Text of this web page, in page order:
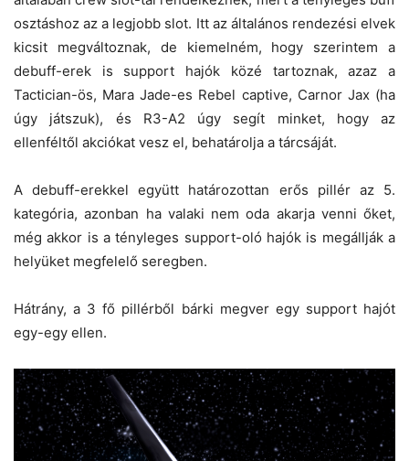
osztáshoz az a legjobb slot. Itt az általános rendezési elvek
kicsit megváltoznak, de kiemelném, hogy szerintem a
debuff-erek is support hajók közé tartoznak, azaz a
Tactician-ös, Mara Jade-es Rebel captive, Carnor Jax (ha
úgy játszuk), és R3-A2 úgy segít minket, hogy az
ellenféltől akciókat vesz el, behatárolja a tárcsáját.
A debuff-erekkel együtt határozottan erős pillér az 5.
kategória, azonban ha valaki nem oda akarja venni őket,
még akkor is a tényleges support-oló hajók is megállják a
helyüket megfelelő seregben.
Hátrány, a 3 fő pillérből bárki megver egy support hajót
egy-egy ellen.